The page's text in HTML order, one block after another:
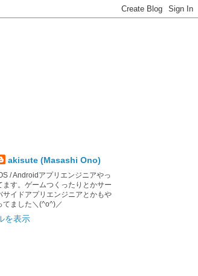
akisute (Masashi Ono)
/ Androidアプリエンジニアやっ
ます。ゲームつくったりとかサー
サイドアプリエンジニアとかもや
てました＼(^o^)／
を表示